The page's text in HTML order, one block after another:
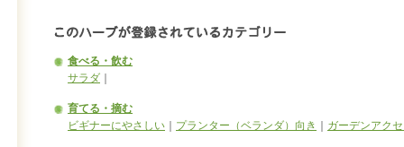
食べる・飲む
サラダ
育てる・摘む
ビギナーにやさしい
プランター（ベランダ）向き ガーデンアク